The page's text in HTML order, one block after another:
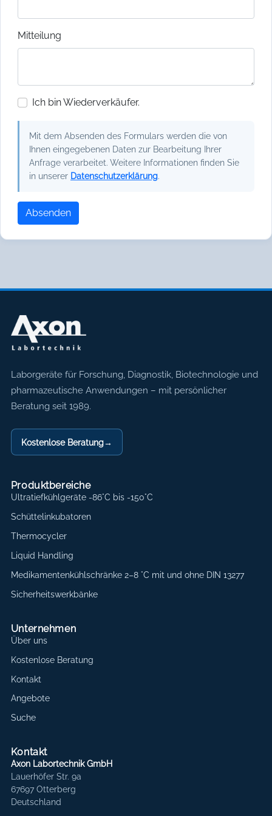
Mitteilung
Ich bin Wiederverkäufer.
Mit dem Absenden des Formulars werden die von
Ihnen eingegebenen Daten zur Bearbeitung Ihrer
Anfrage verarbeitet. Weitere Informationen finden Sie
in unserer Datenschutzerklärung.
Absenden
Axon Labortechnik
Laborgeräte für Forschung, Diagnostik, Biotechnologie und
pharmazeutische Anwendungen – mit persönlicher
Beratung seit 1989.
Kostenlose Beratung→
Produktbereiche
Ultratiefkühlgeräte -86°C bis -150°C
Schüttelinkubatoren
Thermocycler
Liquid Handling
Medikamentenkühlschränke 2–8 °C mit und ohne DIN 13277
Sicherheitswerkbänke
Unternehmen
Über uns
Kostenlose Beratung
Kontakt
Angebote
Suche
Kontakt
Axon Labortechnik GmbH
Lauerhöfer Str. 9a
67697 Otterberg
Deutschland